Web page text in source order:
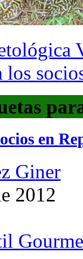
los
en
Giner
2012